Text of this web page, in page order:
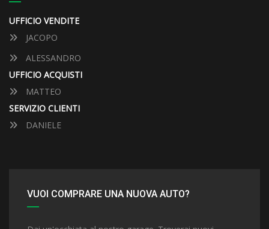
UFFICIO VENDITE
JACOPO
ALESSANDRO
UFFICIO ACQUISTI
MATTEO
SERVIZIO CLIENTI
DANIELE
VUOI COMPRARE UNA NUOVA AUTO?